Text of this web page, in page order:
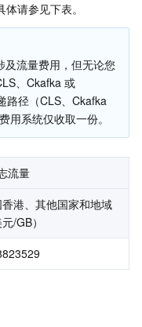
请参见下表。
及流量费用，但无论您
、Ckafka 或
路径（CLS、Ckafka
用系统仅收取一份。
流量
港、其他国家和地域
元/GB）